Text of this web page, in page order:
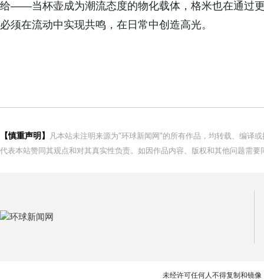
给——当杯壶成为潮流态度的物化载体，格米也在通过
必须在流动中实现共鸣，在日常中创造高光。
【慎重声明】
凡本站未注明来源为"环球新闻网"的所有作品，均转载、编译
代表本站赞同其观点和对其真实性负责。如因作品内容、版权和其他问题需
未经许可任何人不得复制和镜